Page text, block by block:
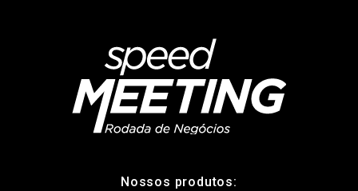
Nossos produtos: